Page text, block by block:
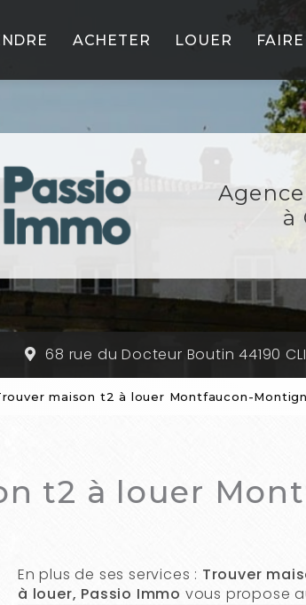
ACHETER LOUER
NOS
à
68 rue du Docteur Boutin 44190
maison t2 à louer Montfaucon-
t2 à louer
En plus de ses services : Trouver
à louer, Passio Immo vous propose